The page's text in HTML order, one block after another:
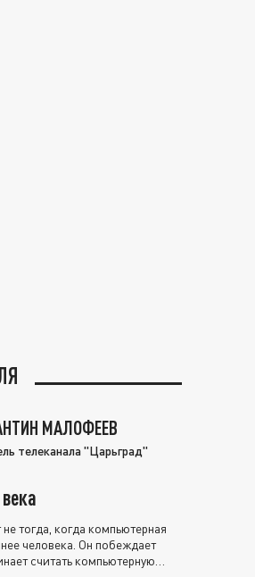
МАЛОФЕЕВ
телеканала "Царьград"
тогда, когда компьютерная
человека. Он побеждает
считать компьютерную